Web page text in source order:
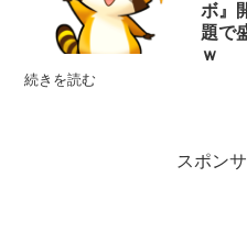
ボ』
題で
ｗ
続きを読む
スポン